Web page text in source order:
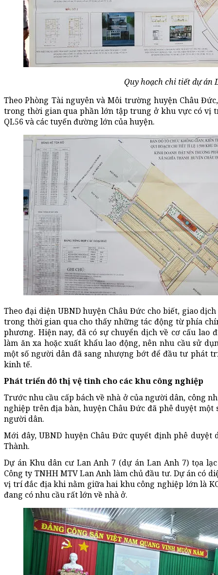
Quy hoạch chi tiết dự án
Theo Phòng Tài nguyên và Môi trường huyện Châu
trong thời gian qua phần lớn tập trung ở khu vực có vị
QL56 và các tuyến đường lớn của huyện.
Theo đại diện UBND huyện Châu Đức cho biết, giao
trong thời gian qua cho thấy những tác động từ phía
phương. Hiện nay, đã có sự chuyển dịch về cơ cấu lao
làm ăn xa hoặc xuất khẩu lao động, nên nhu cầu sử
một số người dân đã sang nhượng bớt để đầu tư phát
kinh tế.
Phát triển đô thị vệ tinh cho các khu công nghiệp
Trước nhu cầu cấp bách về nhà ở của người dân, công
nghiệp trên địa bàn, huyện Châu Đức đã phê duyệt một
người dân.
Mới đây, UBND huyện Châu Đức quyết định phê
Thành.
Dự án Khu dân cư Lan Anh 7 (dự án Lan Anh 7) tọa
Công ty TNHH MTV Lan Anh làm chủ đầu tư. Dự án có
vị trí đắc địa khi nằm giữa hai khu công nghiệp lớn là
đang có nhu cầu rất lớn về nhà ở.